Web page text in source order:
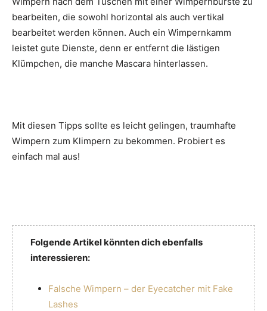
bearbeiten, die sowohl horizontal als auch vertikal
bearbeitet werden können. Auch ein Wimpernkamm
leistet gute Dienste, denn er entfernt die lästigen
Klümpchen, die manche Mascara hinterlassen.
Mit diesen Tipps sollte es leicht gelingen, traumhafte
Wimpern zum Klimpern zu bekommen. Probiert es
einfach mal aus!
Folgende Artikel könnten dich ebenfalls
interessieren:
Falsche Wimpern – der Eyecatcher mit Fake
Lashes